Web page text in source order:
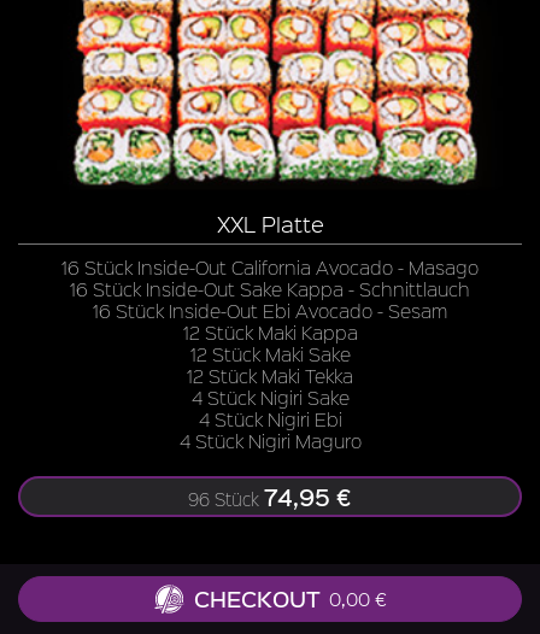
XXL Platte
16 Stück Inside-Out California Avocado - Masago
16 Stück Inside-Out Sake Kappa - Schnittlauch
16 Stück Inside-Out Ebi Avocado - Sesam
12 Stück Maki Kappa
12 Stück Maki Sake
12 Stück Maki Tekka
4 Stück Nigiri Sake
4 Stück Nigiri Ebi
4 Stück Nigiri Maguro
96 Stück 74,95 €
Zu allen Gerichten liefern wir Ingwer, Wasabi, Soja-
CHECKOUT 0,00 €